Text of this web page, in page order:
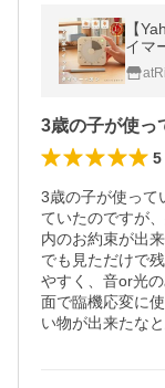
【
イマ
テス
ーム
5
3歳の子が使って
ていたのですが
内のお約束が出
でも見ただけで
やすく、音or光
面で臨機応変に
い物が出来たなと